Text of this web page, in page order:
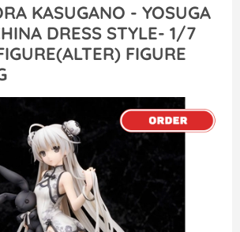
KASUGANO - YOSUGA
DRESS STYLE- 1/7
FIGURE